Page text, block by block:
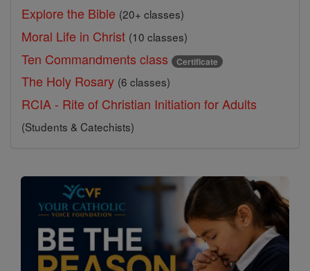
Explore the Bible (20+ classes)
Moral Life in Christ (10 classes)
Ten Commandments class Certificate
The Holy Rosary (6 classes)
RCIA - Rite of Christian Initiation for Adults
(Students & Catechists)